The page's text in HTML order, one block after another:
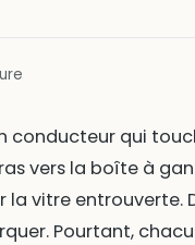
conducteur qui
vers la boîte à
vitre entrouverte.
Pourtant,